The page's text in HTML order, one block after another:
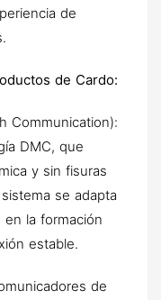
de
de Cardo:
Communication):
DMC, que
y sin fisuras
se adapta
en la formación
estable.
de